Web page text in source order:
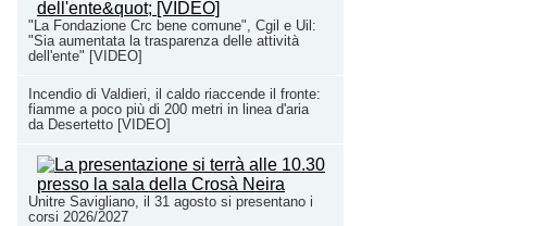
"La Fondazione Crc bene comune", Cgil e Uil:
"Sia aumentata la trasparenza delle attività
dell'ente" [VIDEO]
Incendio di Valdieri, il caldo riaccende il fronte:
fiamme a poco più di 200 metri in linea d'aria
da Desertetto [VIDEO]
Unitre Savigliano, il 31 agosto si presentano i
corsi 2026/2027